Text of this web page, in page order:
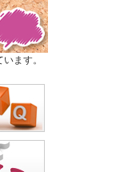
ます。